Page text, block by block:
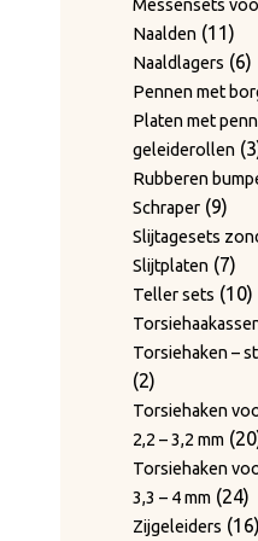
Dekzeilhaken 15
Diefstalbeveiliging
rolcontainers
2
Dubbelwerkende
componenten
DURAFLEX-
Enkelwerkende
componenten
77
Excentrische
Excentrische,
gemonteerde
Gaas 2222
Gasveerliften 33
Gasveren 55
Haakpunten 77
Haken 4545
Messensets
Naalden 1111
Naaldlagers 66
Pennen met
Platen met
geleiderollen
3
Rubberen
Schraper 99
Slijtagesets
Slijtplaten 77
Teller sets 1010
Torsiehaken –
22
producten
Torsiehaken
2,2 – 3,2 mm
20
Torsiehaken
3,3 – 4 mm
2424
Zijgeleiders 16